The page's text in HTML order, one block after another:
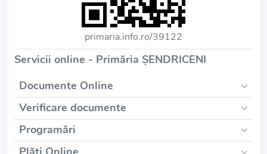
primaria.info.ro/39122
Servicii online - Primăria ŞENDRICENI
Documente Online
Verificare documente
Programări